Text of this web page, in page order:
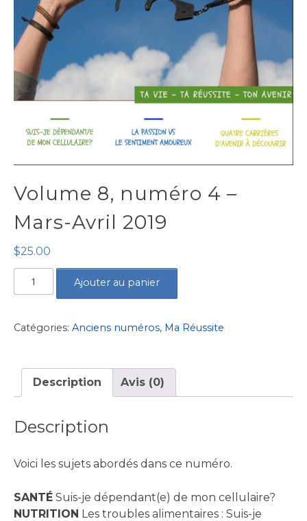
Volume 8, numéro 4 –
Mars-Avril 2019
$25.00
quantité
de
8,
Mars-
2019
Ajouter au panier
Catégories: Anciens numéros, Ma Réussite
Description Avis (0)
Description
Voici les sujets abordés dans ce numéro.
SANTÉ Suis-je dépendant(e) de mon cellulaire?
NUTRITION Les troubles alimentaires : Suis-je